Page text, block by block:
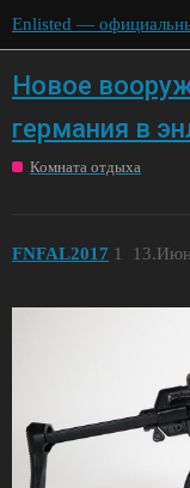
Enlisted —
Новое
германия в
Комната отдыха
FNFAL2017 1